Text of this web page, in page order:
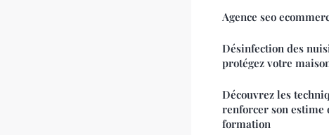
Agence seo
Désinfection des
protégez votre
Découvrez les
renforcer son estime
formation